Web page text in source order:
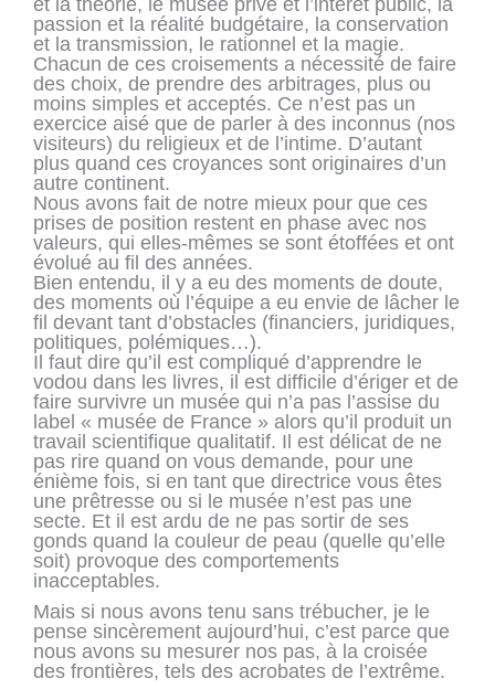
passion et la réalité budgétaire, la conservation
et la transmission, le rationnel et la magie.
Chacun de ces croisements a nécessité de faire
des choix, de prendre des arbitrages, plus ou
moins simples et acceptés. Ce n’est pas un
exercice aisé que de parler à des inconnus (nos
visiteurs) du religieux et de l’intime. D’autant
plus quand ces croyances sont originaires d’un
autre continent.
Nous avons fait de notre mieux pour que ces
prises de position restent en phase avec nos
valeurs, qui elles-mêmes se sont étoffées et ont
évolué au fil des années.
Bien entendu, il y a eu des moments de doute,
des moments où l’équipe a eu envie de lâcher le
fil devant tant d’obstacles (financiers, juridiques,
politiques, polémiques…).
Il faut dire qu’il est compliqué d’apprendre le
vodou dans les livres, il est difficile d’ériger et de
faire survivre un musée qui n’a pas l’assise du
label « musée de France » alors qu’il produit un
travail scientifique qualitatif. Il est délicat de ne
pas rire quand on vous demande, pour une
énième fois, si en tant que directrice vous êtes
une prêtresse ou si le musée n’est pas une
secte. Et il est ardu de ne pas sortir de ses
gonds quand la couleur de peau (quelle qu’elle
soit) provoque des comportements
inacceptables.
Mais si nous avons tenu sans trébucher, je le
pense sincèrement aujourd’hui, c’est parce que
nous avons su mesurer nos pas, à la croisée
des frontières, tels des acrobates de l’extrême.